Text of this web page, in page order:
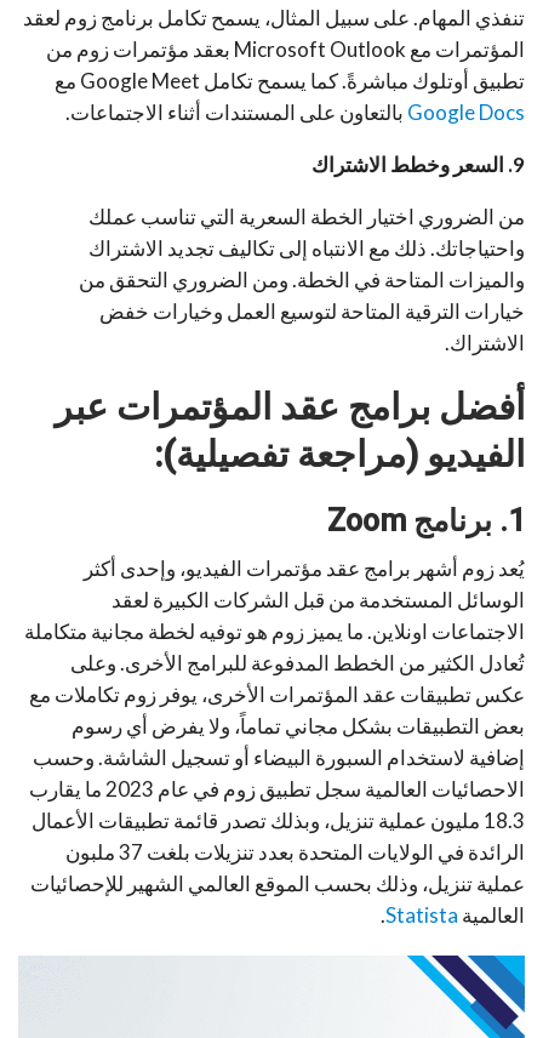
تنفذي المهام. على سبيل المثال، يسمح تكامل برنامج زوم لعقد
المؤتمرات مع Microsoft Outlook بعقد مؤتمرات زوم من
تطبيق أوتلوك مباشرةً. كما يسمح تكامل Google Meet مع
Google Docs بالتعاون على المستندات أثناء الاجتماعات.
9. السعر وخطط الاشتراك
من الضروري اختيار الخطة السعرية التي تناسب عملك
واحتياجاتك. ذلك مع الانتباه إلى تكاليف تجديد الاشتراك
والميزات المتاحة في الخطة. ومن الضروري التحقق من
خيارات الترقية المتاحة لتوسيع العمل وخيارات خفض
الاشتراك.
أفضل برامج عقد المؤتمرات عبر
الفيديو (مراجعة تفصيلية):
1. برنامج Zoom
يُعد زوم أشهر برامج عقد مؤتمرات الفيديو، وإحدى أكثر
الوسائل المستخدمة من قبل الشركات الكبيرة لعقد
الاجتماعات اونلاين. ما يميز زوم هو توفيه لخطة مجانية متكاملة
تُعادل الكثير من الخطط المدفوعة للبرامج الأخرى. وعلى
عكس تطبيقات عقد المؤتمرات الأخرى، يوفر زوم تكاملات مع
بعض التطبيقات بشكل مجاني تماماً، ولا يفرض أي رسوم
إضافية لاستخدام السبورة البيضاء أو تسجيل الشاشة. وحسب
الاحصائيات العالمية سجل تطبيق زوم في عام 2023 ما يقارب
18.3 مليون عملية تنزيل، وبذلك تصدر قائمة تطبيقات الأعمال
الرائدة في الولايات المتحدة بعدد تنزيلات بلغت 37 ملبون
عملية تنزيل، وذلك بحسب الموقع العالمي الشهير للإحصائيات
العالمية Statista
.